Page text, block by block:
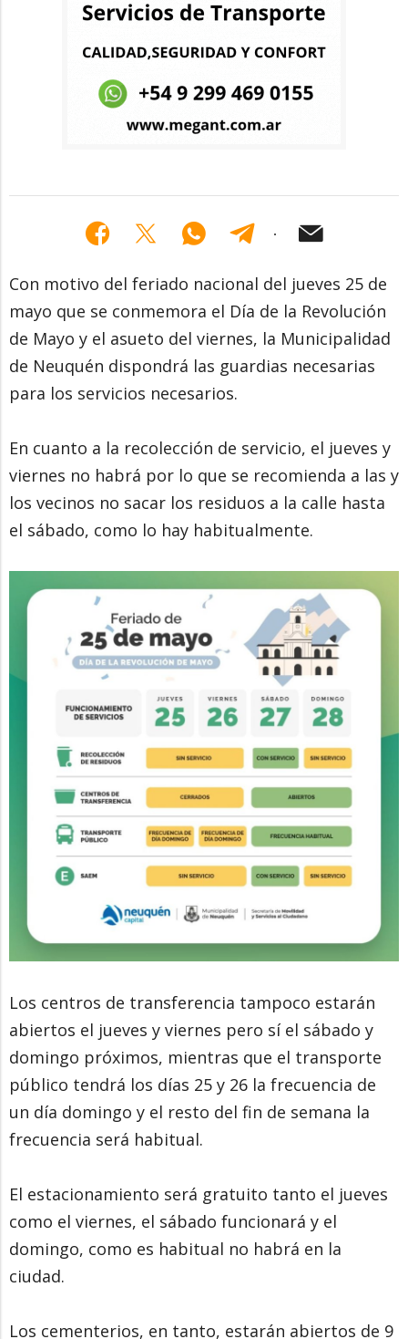
Con motivo del feriado nacional del jueves 25 de
mayo que se conmemora el Día de la Revolución
de Mayo y el asueto del viernes, la Municipalidad
de Neuquén dispondrá las guardias necesarias
para los servicios necesarios.
En cuanto a la recolección de servicio, el jueves y
viernes no habrá por lo que se recomienda a las y
los vecinos no sacar los residuos a la calle hasta
el sábado, como lo hay habitualmente.
Los centros de transferencia tampoco estarán
abiertos el jueves y viernes pero sí el sábado y
domingo próximos, mientras que el transporte
público tendrá los días 25 y 26 la frecuencia de
un día domingo y el resto del fin de semana la
frecuencia será habitual.
El estacionamiento será gratuito tanto el jueves
como el viernes, el sábado funcionará y el
domingo, como es habitual no habrá en la
ciudad.
Los cementerios, en tanto, estarán abiertos de 9